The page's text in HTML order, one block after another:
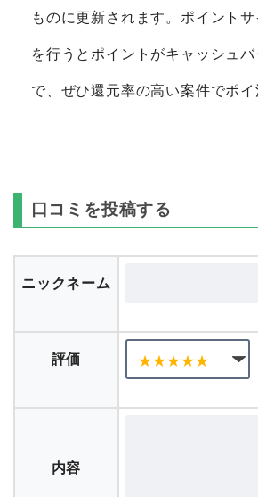
ものに更新されます。ポイント
を行うとポイントがキャッシュ
で、ぜひ還元率の高い案件でポイ
口コミを投稿する
ニックネーム
評価
内容